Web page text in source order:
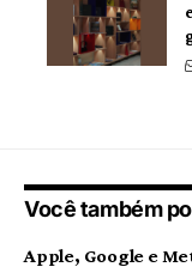
Você também
Apple, Google e